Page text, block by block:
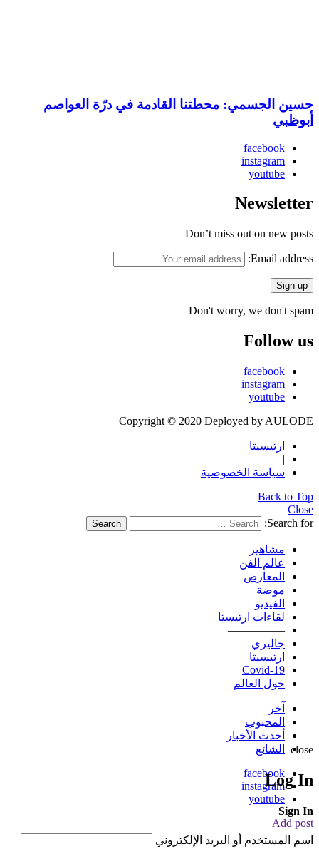
حسين الجسمي: محطتنا القادمة في درّة العواصم
أبوظبي
facebook
instagram
youtube
Newsletter
Don’t miss out on new posts
Email address:
Don't worry, we don't spam
Follow us
facebook
instagram
youtube
Copyright © 2020 Deployed by AULODE
ارتيسيتا
|
سياسة الخصوصية
Back to Top
Close
Search for:
Search
مشاهير
عالم الفن
المعارض
موضة
الفيديو
لقاءات ارتيستا
—————
جاليري
ارتيسيتا
Covid-19
حول العالم
آخر
المحبوب
أحدث الأخبار
الشائع
facebook
instagram
youtube
Add post
close
Log In
Sign In
اسم المستخدم أو البريد الإلكتروني